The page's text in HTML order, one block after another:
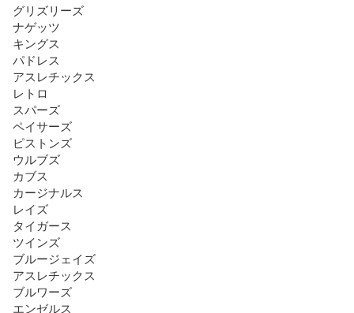
グリズリーズ
ナゲッツ
キングス
パドレス
アスレチックス
レトロ
スパーズ
ペイサーズ
ピストンズ
ウルブズ
カブス
カージナルス
レイズ
タイガース
ツインズ
ブルージェイズ
アスレチックス
ブルワーズ
エンゼルス